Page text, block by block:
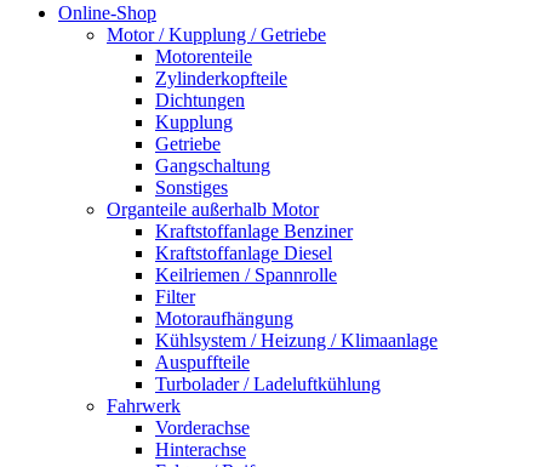
Online-Shop
Motor / Kupplung / Getriebe
Motorenteile
Zylinderkopfteile
Dichtungen
Kupplung
Getriebe
Gangschaltung
Sonstiges
Organteile außerhalb Motor
Kraftstoffanlage Benziner
Kraftstoffanlage Diesel
Keilriemen / Spannrolle
Filter
Motoraufhängung
Kühlsystem / Heizung / Klimaanlage
Auspuffteile
Turbolader / Ladeluftkühlung
Fahrwerk
Vorderachse
Hinterachse